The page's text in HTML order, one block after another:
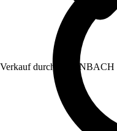
Verkauf durch: HORNBACH